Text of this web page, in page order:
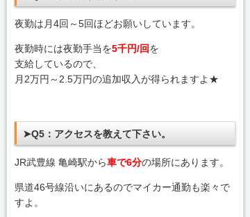
夜勤は月4回～5回ほどお願いしています。
夜勤時には夜勤手当を5千円/回を
支給しているので、
月2万円～2.5万円の追加収入が得られますよ★
➤Q5：アクセスを教えて下さい。
JR武豊線 亀崎駅から車で6分の場所にあります。
県道46号線沿いにあるのでマイカー通勤も楽々で
すよ。